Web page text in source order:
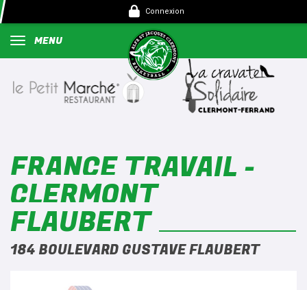
Connexion
MENU
FRANCE TRAVAIL -
CLERMONT
FLAUBERT
184 BOULEVARD GUSTAVE FLAUBERT
Panneau de gestion des cookies